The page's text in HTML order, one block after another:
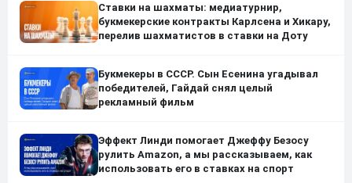
Ставки на шахматы: медиатурнир,
букмекерские контракты Карлсена и Хикару,
перелив шахматистов в ставки на Доту
Букмекеры в СССР. Сын Есенина угадывал
победителей, Гайдай снял целый
рекламный фильм
Эффект Линди помогает Джеффу Безосу
рулить Amazon, а мы рассказываем, как
использовать его в ставках на спорт